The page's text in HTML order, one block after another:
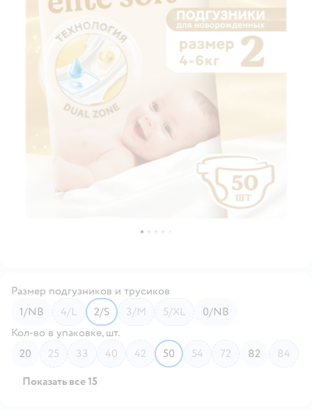
Размер подгузников и трусиков
1/NB
4/L 2/S 3/M 5/XL
0/NB
Кол-во в упаковке, шт.
20
25 33 40 42 50 54 72 82
84
Показать все 15